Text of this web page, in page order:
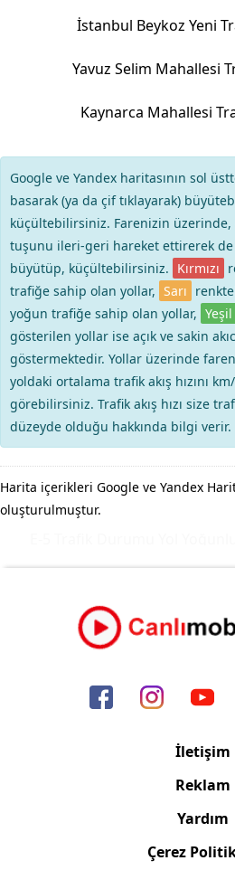
İstanbul Beykoz Yeni
Yavuz Selim Mahallesi
Kaynarca Mahallesi
Google ve Yandex haritasının sol
basarak (ya da çif tıklayarak)
küçültebilirsiniz. Farenizin
tuşunu ileri-geri hareket ettirerek de
büyütüp, küçültebilirsiniz. Kırmızı
trafiğe sahip olan yollar, Sarı
yoğun trafiğe sahip olan yollar, Yeşil
gösterilen yollar ise açık ve sakin
göstermektedir. Yollar üzerinde
yoldaki ortalama trafik akış hızını
görebilirsiniz. Trafik akış hızı size
düzeyde olduğu hakkında bilgi verir.
Harita içerikleri Google ve Yandex
oluşturulmuştur.
İletişim
Reklam
Yardım
Çerez